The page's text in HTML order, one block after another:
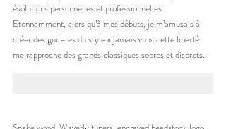
évolutions personnelles et professionnelles.
Etonnamment, alors qu’à mes débuts, je m’amusais à
créer des guitares du style « jamais vu », cette liberté
me rapproche des grands classiques sobres et discrets.